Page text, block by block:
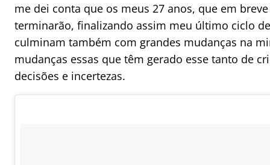
me dei conta que os meus 27 anos, que em breve
terminarão, finalizando assim meu último ciclo
culminam também com grandes mudanças na
mudanças essas que têm gerado esse tanto de
decisões e incertezas.